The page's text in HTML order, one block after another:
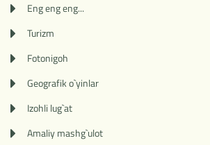
Eng eng eng...
Turizm
Fotonigoh
Geografik o`yinlar
Izohli lug`at
Amaliy mashg`ulot